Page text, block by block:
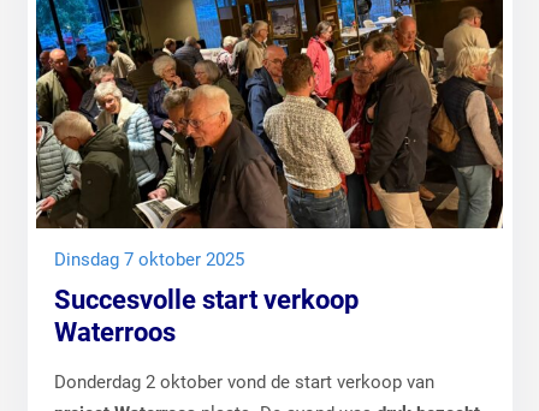
dinsdag 7 oktober 2025
Succesvolle start verkoop
Waterroos
Donderdag 2 oktober vond de start verkoop van